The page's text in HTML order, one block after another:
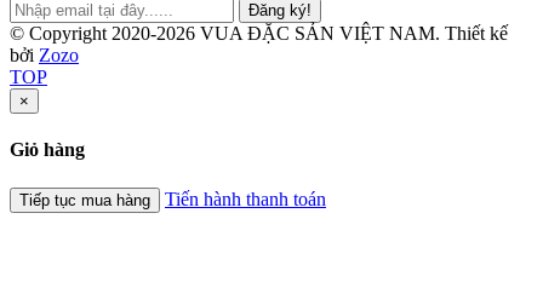
Đăng ký!
© Copyright 2020-2026 VUA ĐẶC SẢN VIỆT NAM. Thiết kế
bởi Zozo
TOP
×
Giỏ hàng
Tiếp tục mua hàng Tiến hành thanh toán